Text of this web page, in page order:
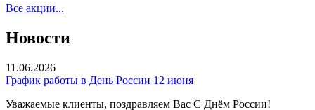
Все акции...
Новости
11.06.2026
График работы в День России 12 июня
Уважаемые клиенты, поздравляем Вас С Днём России!